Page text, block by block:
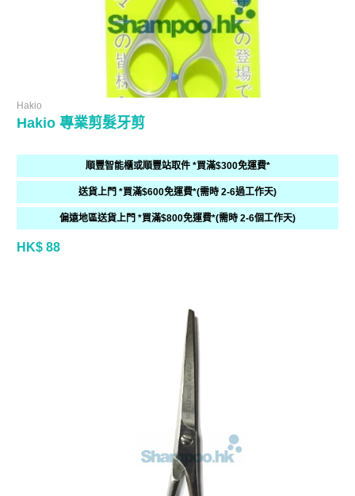
Hakio
Hakio 專業剪髮牙剪
順豐智能櫃或順豐站取件 *買滿$300免運費*
送貨上門 *買滿$600免運費*(需時 2-6過工作天)
偏遠地區送貨上門 *買滿$800免運費*(需時 2-6個工作天)
HK$ 88